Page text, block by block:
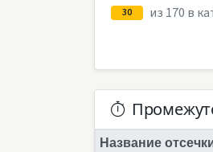
30 из 170 в
Название